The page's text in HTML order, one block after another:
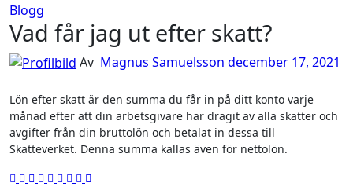
Blogg
Vad får jag ut efter skatt?
Av Magnus Samuelsson december 17, 2021
Lön efter skatt är den summa du får in på ditt konto varje
månad efter att din arbetsgivare har dragit av alla skatter och
avgifter från din bruttolön och betalat in dessa till
Skatteverket. Denna summa kallas även för nettolön.